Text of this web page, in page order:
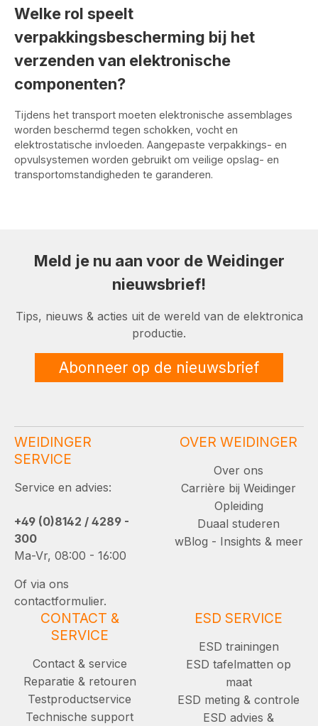
Welke rol speelt
verpakkingsbescherming bij het
verzenden van elektronische
componenten?
Tijdens het transport moeten elektronische assemblages
worden beschermd tegen schokken, vocht en
elektrostatische invloeden. Aangepaste verpakkings- en
opvulsystemen worden gebruikt om veilige opslag- en
transportomstandigheden te garanderen.
Meld je nu aan voor de Weidinger
nieuwsbrief!
Tips, nieuws & acties uit de wereld van de elektronica
productie.
Abonneer op de nieuwsbrief
WEIDINGER
SERVICE
Service en advies:
+49 (0)8142 / 4289 -
300
Ma-Vr, 08:00 - 16:00
Of via ons
contactformulier.
OVER WEIDINGER
Over ons
Carrière bij Weidinger
Opleiding
Duaal studeren
wBlog - Insights & meer
CONTACT &
SERVICE
Contact & service
Reparatie & retouren
Testproductservice
Technische support
ESD SERVICE
ESD trainingen
ESD tafelmatten op
maat
ESD meting & controle
ESD advies &